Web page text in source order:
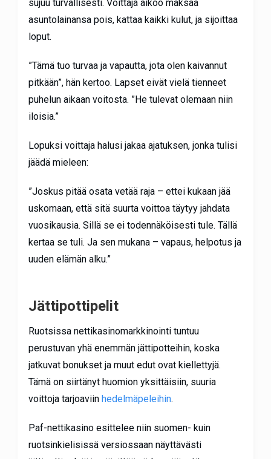
sujuu turvallisesti. Voittaja aikoo maksaa
asuntolainansa pois, kattaa kaikki kulut, ja sijoittaa
loput.
”Tämä tuo turvaa ja vapautta, jota olen kaivannut
pitkään”, hän kertoo. Lapset eivät vielä tienneet
puhelun aikaan voitosta. ”He tulevat olemaan niin
iloisia.”
Lopuksi voittaja halusi jakaa ajatuksen, jonka tulisi
jäädä mieleen:
”Joskus pitää osata vetää raja – ettei kukaan jää
uskomaan, että sitä suurta voittoa täytyy jahdata
vuosikausia. Sillä se ei todennäköisesti tule. Tällä
kertaa se tuli. Ja sen mukana – vapaus, helpotus ja
uuden elämän alku.”
Jättipottipelit
Ruotsissa nettikasinomarkkinointi tuntuu
perustuvan yhä enemmän jättipotteihin, koska
jatkuvat bonukset ja muut edut ovat kiellettyjä.
Tämä on siirtänyt huomion yksittäisiin, suuria
voittoja tarjoaviin hedelmäpeleihin.
Paf-nettikasino esittelee niin suomen- kuin
ruotsinkielisissä versiossaan näyttävästi